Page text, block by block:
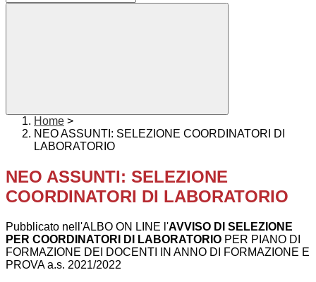
Home >
NEO ASSUNTI: SELEZIONE COORDINATORI DI
LABORATORIO
NEO ASSUNTI: SELEZIONE
COORDINATORI DI LABORATORIO
Pubblicato nell'ALBO ON LINE l'AVVISO DI SELEZIONE
PER COORDINATORI DI LABORATORIO PER PIANO DI
FORMAZIONE DEI DOCENTI IN ANNO DI FORMAZIONE E
PROVA a.s. 2021/2022